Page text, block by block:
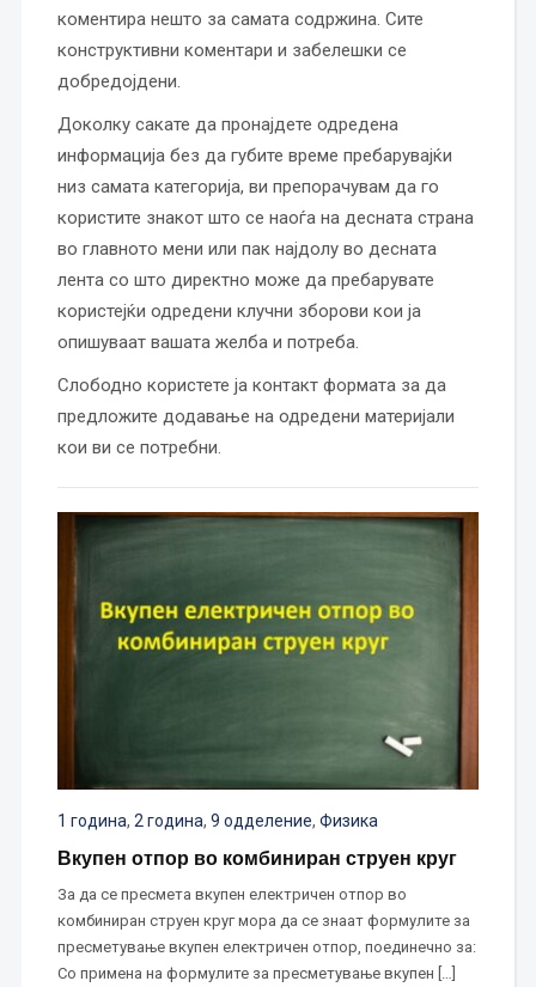
коментира нешто за самата содржина. Сите
конструктивни коментари и забелешки се
добредојдени.
Доколку сакате да пронајдете одредена
информација без да губите време пребарувајќи
низ самата категорија, ви препорачувам да го
користите знакот што се наоѓа на десната страна
во главното мени или пак најдолу во десната
лента со што директно може да пребарувате
користејќи одредени клучни зборови кои ја
опишуваат вашата желба и потреба.
Слободно користете ја контакт формата за да
предложите додавање на одредени материјали
кои ви се потребни.
1 година, 2 година, 9 одделение, Физика
Вкупен отпор во комбиниран струен круг
За да се пресмета вкупен електричен отпор во
комбиниран струен круг мора да се знаат формулите за
пресметување вкупен електричен отпор, поединечно за:
Со примена на формулите за пресметување вкупен […]